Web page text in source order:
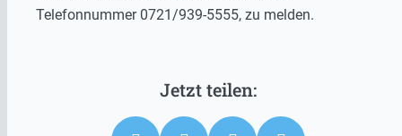
Telefonnummer 0721/939-5555, zu melden.